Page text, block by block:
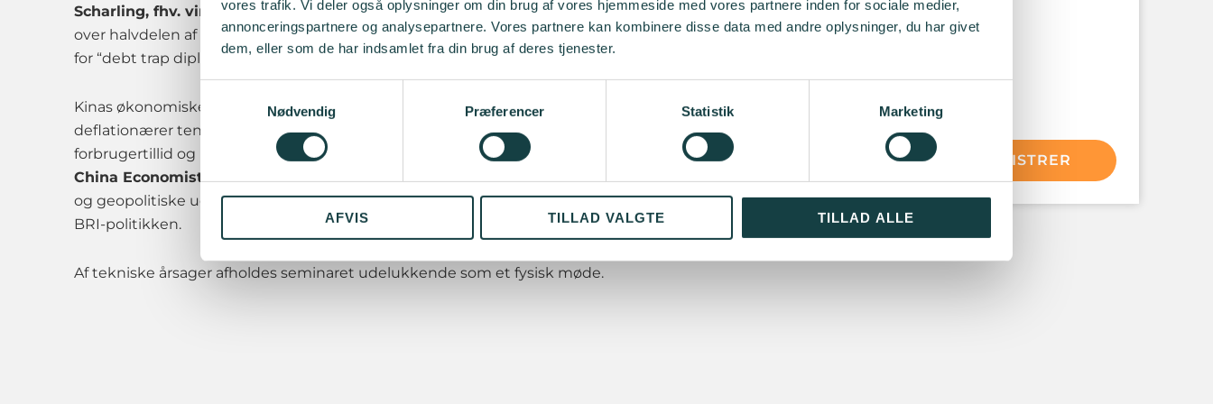
vores trafik. Vi deler også oplysninger om din brug af vores hjemmeside med vores partnere inden for sociale medier,
annonceringspartnere og analysepartnere. Vores partnere kan kombinere disse data med andre oplysninger, du har givet
dem, eller som de har indsamlet fra din brug af deres tjenester.
Nødvendig
Præferencer Statistik Marketing
AFVIS TILLAD VALGTE TILLAD ALLE
Scharling, fhv. virksomhedsejer & CEOadvarer i en ny artikel i FinansInvest om, at
over halvdelen af BRI-landene nu lider, ofte i gældsspiraler. Samtidig anklager USA Kina
for “debt trap diplomacy” og udnyttelse af landes gæld som politisk værktøj.
Kinas økonomiske afkøling kan påvirke den globale økonomi, herunder med
deflationærer tendenser, nedgang i ejendomsmarkedet, flade private investeringer, lav
forbrugertillid og ungdomsarbejdsløshed. Det vil
Allan von Mehren, Chief Analyst and
China Economist fra Danske Banktale meget mere om og belyse Kinas økonomiske
og geopolitiske udfordringer samt internationale gældspolitiske implikationer i lyset af
BRI-politikken.
Af tekniske årsager afholdes seminaret udelukkende som et fysisk møde.
København
Denmark
Auditoriet
REGISTRER